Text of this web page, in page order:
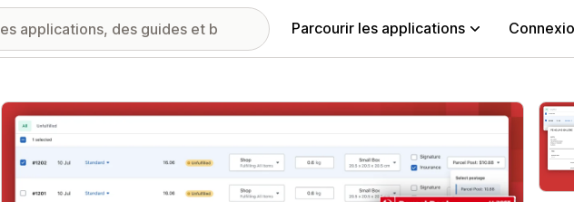
Parcourir les applications
Galerie d’images vedette